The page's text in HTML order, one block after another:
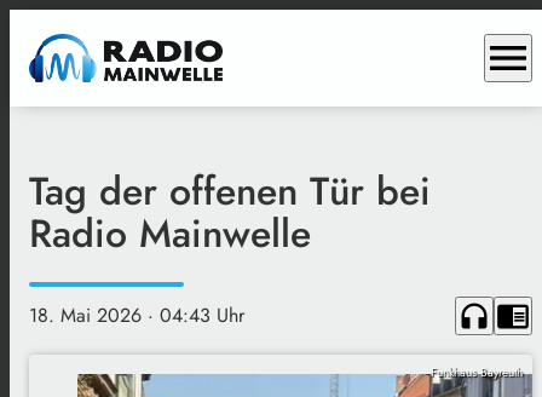
menu
Tag der offenen Tür bei
Radio Mainwelle
18. Mai 2026 · 04:43 Uhr headphones chrome_reader_mode
Funkhaus Bayreuth